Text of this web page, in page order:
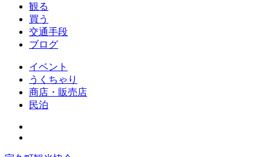
観る
買う
交通手段
ブログ
イベント
うくちゃり
商店・販売店
民泊